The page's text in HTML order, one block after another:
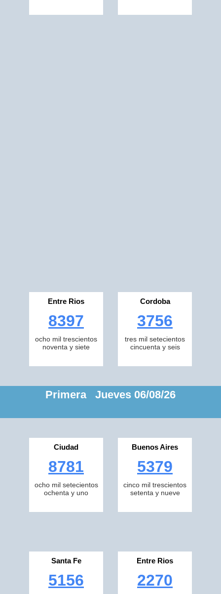
Entre Rios
8397
ocho mil trescientos
noventa y siete
Cordoba
3756
tres mil setecientos
cincuenta y seis
Primera Jueves 06/08/26
Ciudad
8781
ocho mil setecientos
ochenta y uno
Buenos Aires
5379
cinco mil trescientos
setenta y nueve
Santa Fe
5156
Entre Rios
2270